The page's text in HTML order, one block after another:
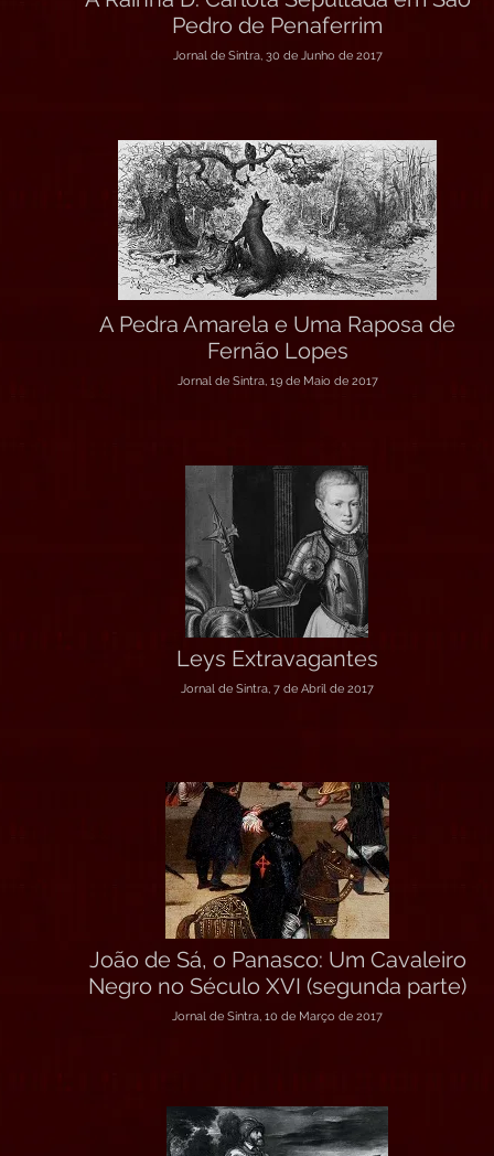
Pedro de Penaferrim
Jornal de Sintra, 30 de Junho de 2017
A Pedra Amarela e Uma Raposa de
Fernão Lopes
Jornal de Sintra, 19 de Maio de 2017
Leys Extravagantes
Jornal de Sintra, 7 de Abril de 2017
João de Sá, o Panasco: Um Cavaleiro
Negro no Século XVI (segunda parte)
Jornal de Sintra, 10 de Março de 2017